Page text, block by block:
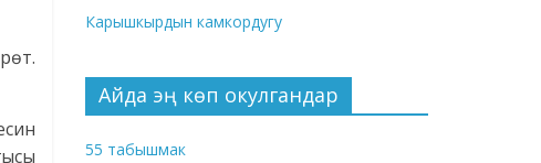
Карышкырдын камкордугу
Айда эң көп окулгандар
55 табышмак